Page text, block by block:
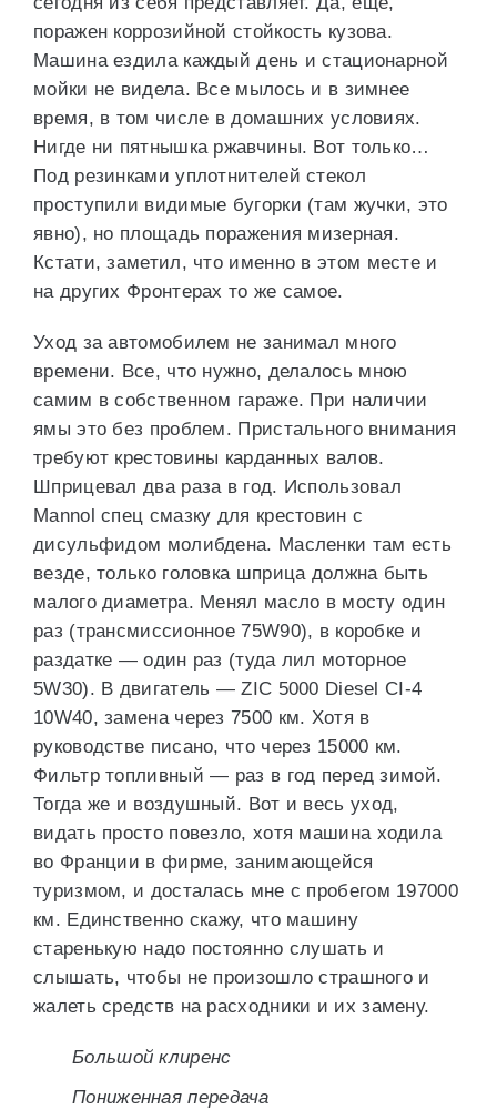
поражен коррозийной стойкость кузова.
Машина ездила каждый день и стационарной
мойки не видела. Все мылось и в зимнее
время, в том числе в домашних условиях.
Нигде ни пятнышка ржавчины. Вот только…
Под резинками уплотнителей стекол
проступили видимые бугорки (там жучки, это
явно), но площадь поражения мизерная.
Кстати, заметил, что именно в этом месте и
на других Фронтерах то же самое.
Уход за автомобилем не занимал много
времени. Все, что нужно, делалось мною
самим в собственном гараже. При наличии
ямы это без проблем. Пристального внимания
требуют крестовины карданных валов.
Шприцевал два раза в год. Использовал
Mannol спец смазку для крестовин с
дисульфидом молибдена. Масленки там есть
везде, только головка шприца должна быть
малого диаметра. Менял масло в мосту один
раз (трансмиссионное 75W90), в коробке и
раздатке — один раз (туда лил моторное
5W30). В двигатель — ZIC 5000 Diesel CI-4
10W40, замена через 7500 км. Хотя в
руководстве писано, что через 15000 км.
Фильтр топливный — раз в год перед зимой.
Тогда же и воздушный. Вот и весь уход,
видать просто повезло, хотя машина ходила
во Франции в фирме, занимающейся
туризмом, и досталась мне с пробегом 197000
км. Единственно скажу, что машину
старенькую надо постоянно слушать и
слышать, чтобы не произошло страшного и
жалеть средств на расходники и их замену.
Большой клиренс
Пониженная передача